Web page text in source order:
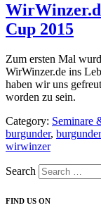
Cup 2015
Zum ersten Mal
WirWinzer.de ins
haben wir uns
worden zu sein.
Category: Seminare
burgunder,
wirwinzer
Search
FIND US ON